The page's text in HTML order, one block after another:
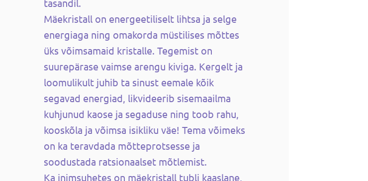
tasandil.
Mäekristall on energeetiliselt lihtsa ja selge
energiaga ning omakorda müstilises mõttes
üks võimsamaid kristalle. Tegemist on
suurepärase vaimse arengu kiviga. Kergelt ja
loomulikult juhib ta sinust eemale kõik
segavad energiad, likvideerib sisemaailma
kuhjunud kaose ja segaduse ning toob rahu,
kooskõla ja võimsa isikliku väe! Tema võimeks
on ka teravdada mõtteprotsesse ja
soodustada ratsionaalset mõtlemist.
Ka inimsuhetes on mäekristall tubli kaaslane,